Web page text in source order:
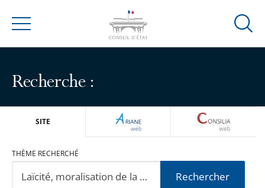
Menu
Ouvrir
Recherche :
SITE ARIANEWEB
THÈME RECHERCHÉ
Rechercher